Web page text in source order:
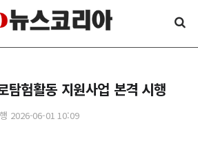
탐험활동 지원사업 본격 시행
2026-06-01 10:09